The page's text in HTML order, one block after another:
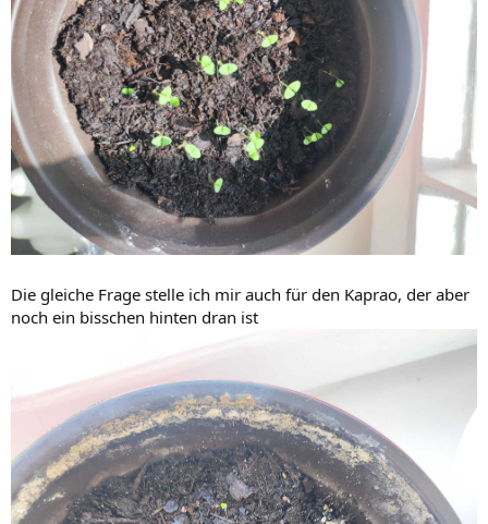
Die gleiche Frage stelle ich mir auch für den Kaprao, der aber
noch ein bisschen hinten dran ist